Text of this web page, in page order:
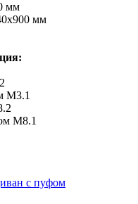
мм
мм
М3.1
М8.1